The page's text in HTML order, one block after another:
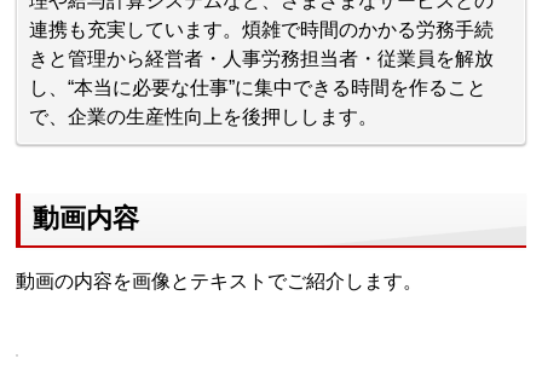
連携も充実しています。煩雑で時間のかかる労務手続
きと管理から経営者・人事労務担当者・従業員を解放
し、“本当に必要な仕事”に集中できる時間を作ること
で、企業の生産性向上を後押しします。
動画内容
動画の内容を画像とテキストでご紹介します。